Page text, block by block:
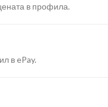
в профила.
в ePay.